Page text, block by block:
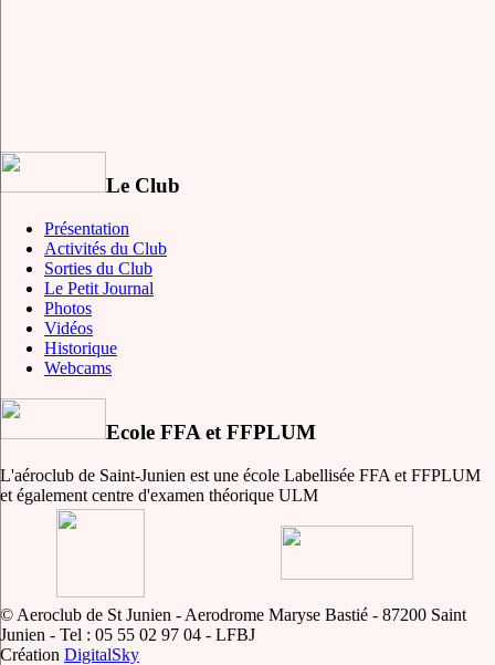
Le Club
Présentation
Activités du Club
Sorties du Club
Le Petit Journal
Photos
Vidéos
Historique
Webcams
Ecole FFA et FFPLUM
L'aéroclub de Saint-Junien est une école Labellisée FFA et FFPLUM
et également centre d'examen théorique ULM
© Aeroclub de St Junien - Aerodrome Maryse Bastié - 87200 Saint
Junien - Tel : 05 55 02 97 04 - LFBJ
Création DigitalSky